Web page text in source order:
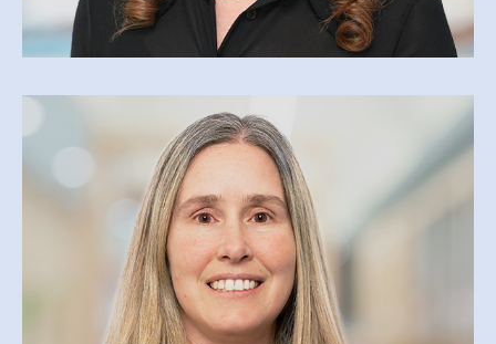
ANNICK LAVALLÉE
alavallee@csfoy.ca